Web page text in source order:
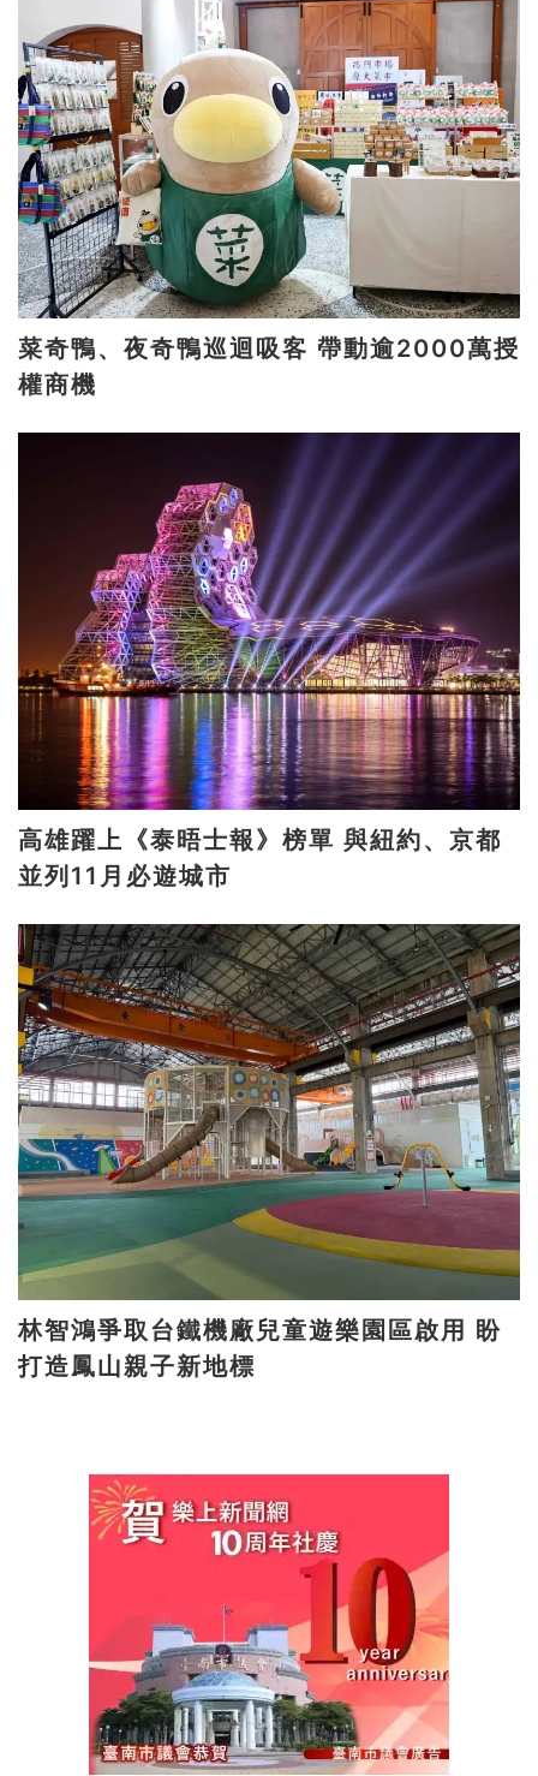
菜奇鴨、夜奇鴨巡迴吸客 帶動逾2000萬授
權商機
高雄躍上《泰晤士報》榜單 與紐約、京都
並列11月必遊城市
林智鴻爭取台鐵機廠兒童遊樂園區啟用 盼
打造鳳山親子新地標